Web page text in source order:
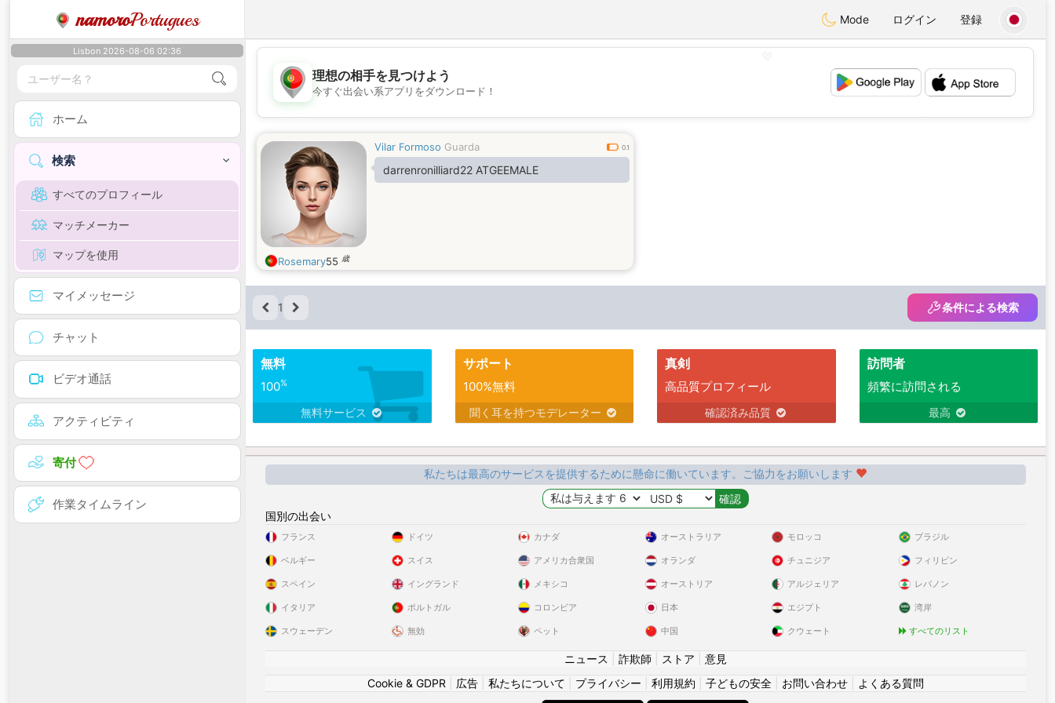
namoroPortugues Mode ログイン 登録
Lisbon 2026-08-06 02:36
ホーム
検索
すべてのプロフィール
マッチメーカー
マップを使用
マイメッセージ
チャット
ビデオ通話
アクティビティ
寄付
作業タイムライン
💖
💕
理想の相手を見つけよう
今すぐ出会い系アプリをダウンロード！
Vilar Formoso Guarda 0.1
darrenronilliard22 ATGEEMALE
Rosemary55 歳
1 条件による検索
無料
100%
無料サービス
サポート
100%無料
聞く耳を持つモデレーター
真剣
高品質プロフィール
確認済み品質
訪問者
頻繁に訪問される
最高
私たちは最高のサービスを提供するために懸命に働いています。ご協力をお願いします
国別の出会い
フランス
ベルギー
スペイン
イタリア
スウェーデン
ドイツ
スイス
イングランド
ポルトガル
無効
カナダ
アメリカ合衆国
メキシコ
コロンビア
ペット
オーストラリア
オランダ
オーストリア
日本
中国
モロッコ
チュニジア
アルジェリア
エジプト
クウェート
ブラジル
フィリピン
レバノン
湾岸
すべてのリスト
ニュース 詐欺師 ストア
意見
Cookie & GDPR
広告| 私たちについて プライバシー 利用規約 子どもの安全| お問い合わせ| よくある質問